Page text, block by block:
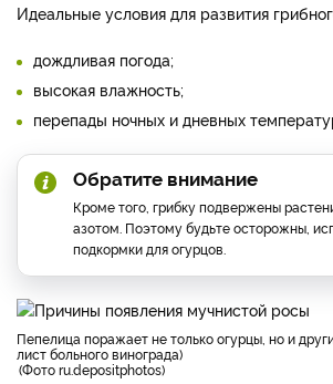
Идеальные условия для развития
дождливая погода;
высокая влажность;
перепады ночных и дневных
Обратите внимание
Кроме того, грибку подвержены
азотом. Поэтому будьте осторожны,
подкормки для огурцов.
пепелица поражает не только огурцы, но и другие культуры (на фото
лист больного винограда)
Фото ru.depositphotos